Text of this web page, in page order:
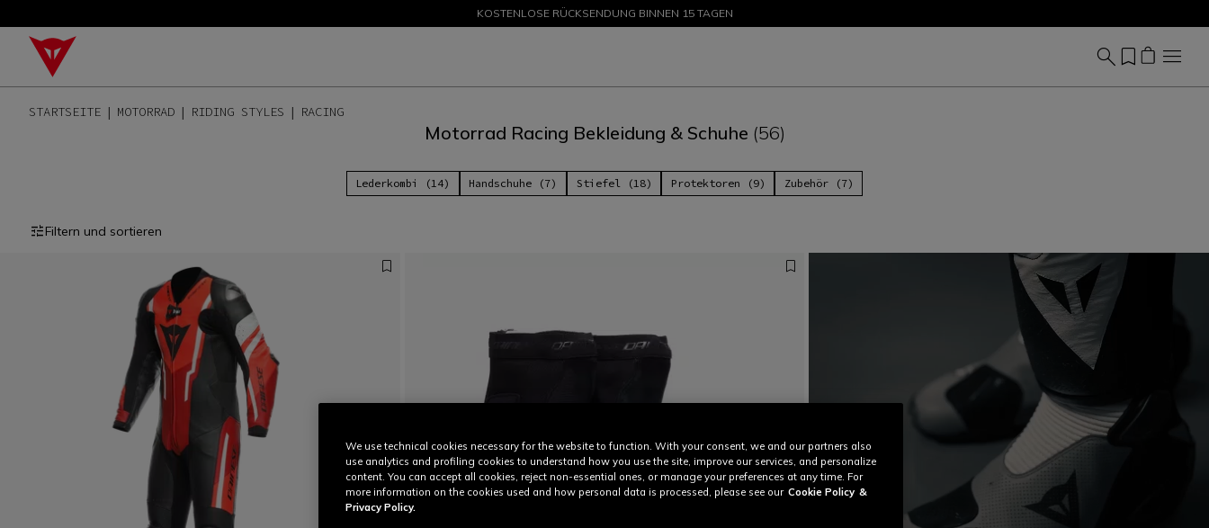
ANGEBOTE BIS ZU -50 % – JETZT SHOPPEN
KOSTENLOSE RÜCKSENDUNG BINNEN 15 TAGEN
STARTSEITE MOTORRAD RIDING STYLES RACING
Motorrad Racing Bekleidung & Schuhe (56)
Lederkombi (14) Handschuhe (7) Stiefel (18) Protektoren (9) Zubehör (7)
Filtern und sortieren
We use technical cookies necessary for the website to function. With your consent, we and our partners also
use analytics and profiling cookies to understand how you use the site, improve our services, and personalize
content. You can accept all cookies, reject non-essential ones, or manage your preferences at any time. For
more information on the cookies used and how personal data is processed, please see our Cookie Policy &
Privacy Policy.